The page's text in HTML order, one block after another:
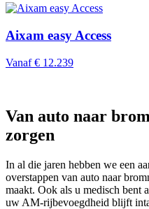
Aixam easy Access
Vanaf € 12.239
Van auto naar
zorgen
In al die jaren hebben we een
overstappen van auto naar
maakt. Ook als u medisch bent
uw AM-rijbevoegdheid blijft